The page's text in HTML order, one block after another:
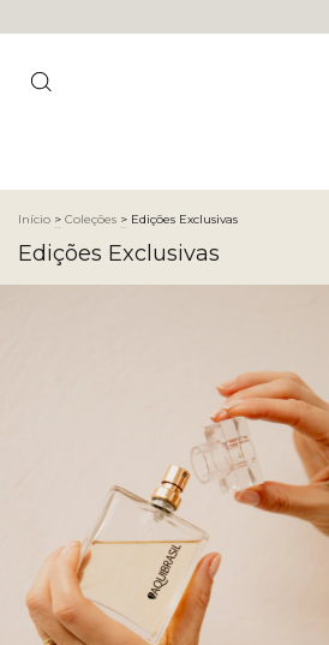
Início > Coleções > Edições Exclusivas
Edições Exclusivas